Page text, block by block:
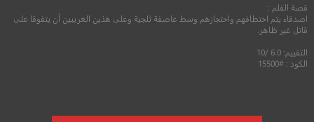
قصة الفلم :
اصدقاء يتم اختطافهم واحتجازهم وسط عاصفة ثلجية وعلى هذين الغريبين أن يتفوقا على
قاتل غير ظاهر.
التقييم: 6.0 /10
الكود : #15500